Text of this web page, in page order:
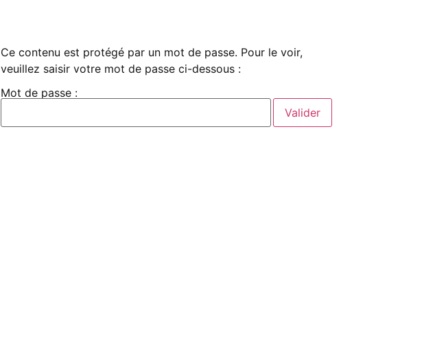
Ce contenu est protégé par un mot de passe. Pour le voir,
veuillez saisir votre mot de passe ci-dessous :
Mot de passe :